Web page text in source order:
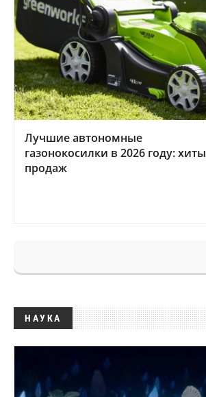
Лучшие автономные
газонокосилки в 2026 году: хиты
продаж
НАУКА